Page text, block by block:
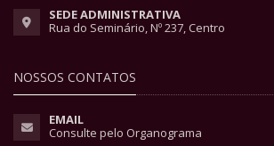
SEDE ADMINISTRATIVA
Rua do Seminário, Nº 237, Centro
NOSSOS CONTATOS
EMAIL
Consulte pelo Organograma